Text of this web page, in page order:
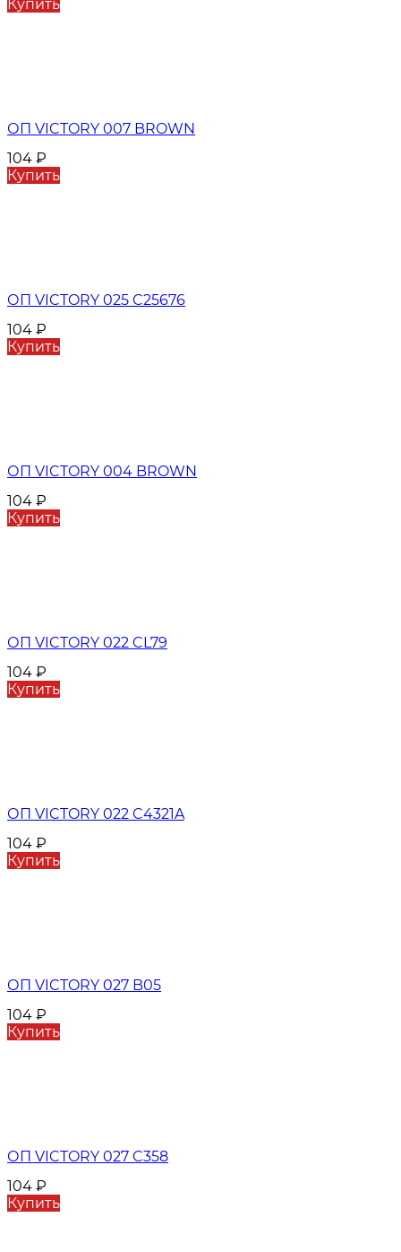
Купить
ОП VICTORY 007 BROWN
104 ₽
Купить
ОП VICTORY 025 C25676
104 ₽
Купить
ОП VICTORY 004 BROWN
104 ₽
Купить
ОП VICTORY 022 CL79
104 ₽
Купить
ОП VICTORY 022 C4321A
104 ₽
Купить
ОП VICTORY 027 B05
104 ₽
Купить
ОП VICTORY 027 C358
104 ₽
Купить